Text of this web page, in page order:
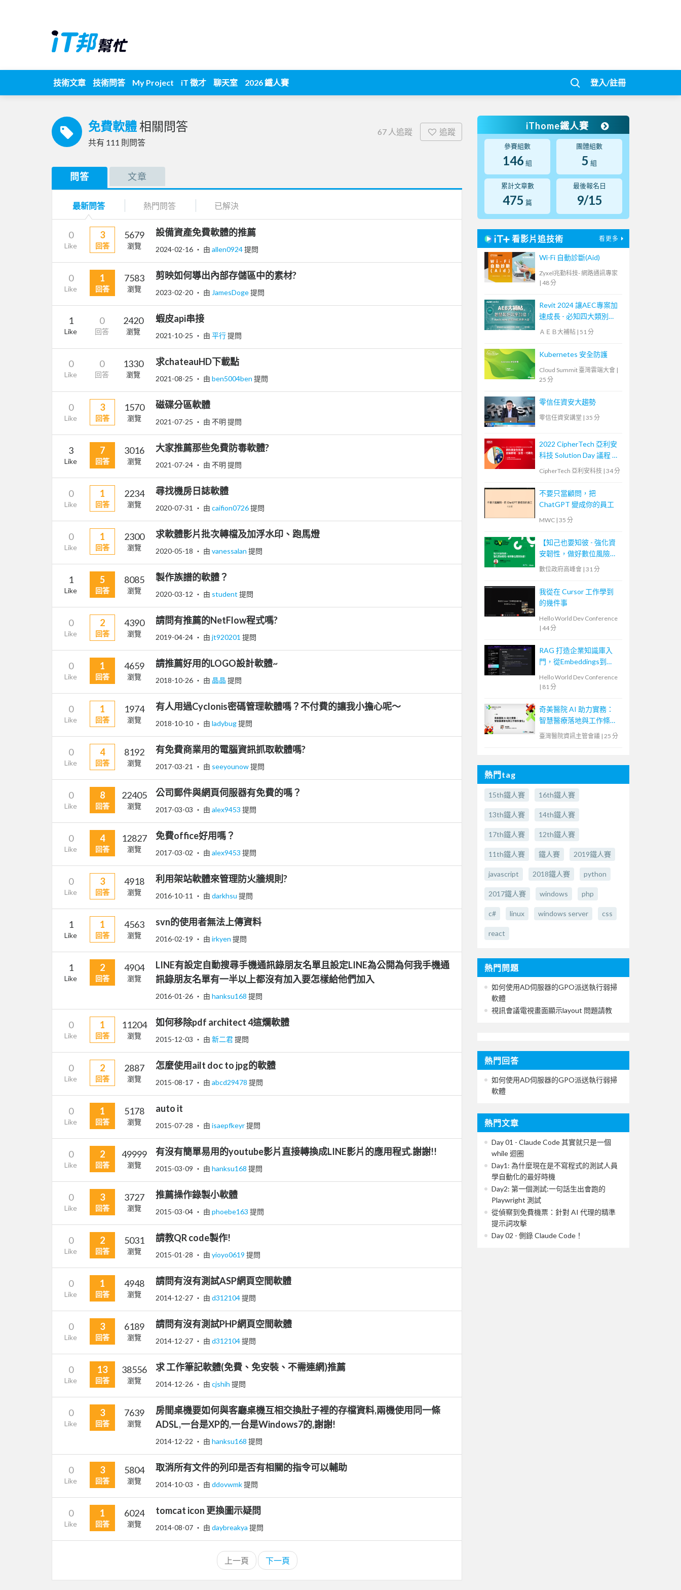
技術文章 技術問答 My Project iT 徵才 聊天室 2026 鐵人賽 登入/註冊
免費軟體 相關問答
共有 111 則問答
67 人追蹤 追蹤
問答 文章
最新問答 熱門問答 已解決
0
Like
3
回答
5679
瀏覽
設備資產免費軟體的推薦
2024-02-16 ‧ 由 allen0924提問
0
Like
1
回答
7583
瀏覽
剪映如何導出內部存儲區中的素材?
2023-02-20 ‧ 由 JamesDoge提問
1
Like
0
回答
2420
瀏覽
蝦皮api串接
2021-10-25 ‧ 由 平行提問
0
Like
0
回答
1330
瀏覽
求chateauHD下載點
2021-08-25 ‧ 由 ben5004ben 提問
0
Like
3
回答
1570
瀏覽
磁碟分區軟體
2021-07-25 ‧ 由 不明 提問
3
Like
7
回答
3016
瀏覽
大家推薦那些免費防毒軟體?
2021-07-24 ‧ 由 不明 提問
0
Like
1
回答
2234
瀏覽
尋找機房日誌軟體
2020-07-31 ‧ 由 caifion0726提問
0
Like
1
回答
2300
瀏覽
求軟體影片批次轉檔及加浮水印、跑馬燈
2020-05-18 ‧ 由 vanessalan 提問
1
Like
5
回答
8085
瀏覽
製作族譜的軟體？
2020-03-12 ‧ 由 student 提問
0
Like
2
回答
4390
瀏覽
請問有推薦的NetFlow程式嗎?
2019-04-24 ‧ 由 jt920201 提問
0
Like
1
回答
4659
瀏覽
請推薦好用的LOGO設計軟體~
2018-10-26 ‧ 由 晶晶 提問
0
Like
1
回答
1974
瀏覽
有人用過Cyclonis密碼管理軟體嗎？不付費的讓我小擔心呢～
2018-10-10 ‧ 由 ladybug提問
0
Like
4
回答
8192
瀏覽
有免費商業用的電腦資訊抓取軟體嗎?
2017-03-21 ‧ 由 seeyounow提問
0
Like
8
回答
22405
瀏覽
公司郵件與網頁伺服器有免費的嗎？
2017-03-03 ‧ 由 alex9453 提問
0
Like
4
回答
12827
瀏覽
免費office好用嗎？
2017-03-02 ‧ 由 alex9453 提問
0
Like
3
回答
4918
瀏覽
利用架站軟體來管理防火牆規則?
2016-10-11 ‧ 由 darkhsu 提問
1
Like
1
回答
4563
瀏覽
svn的使用者無法上傳資料
2016-02-19 ‧ 由 irkyen 提問
1
Like
2
回答
4904
瀏覽
LINE有設定自動搜尋手機通訊錄朋友名單且設定LINE為公開為何我手機通
訊錄朋友名單有一半以上都沒有加入要怎樣給他們加入
2016-01-26 ‧ 由 hanksu168 提問
0
Like
1
回答
11204
瀏覽
如何移除pdf architect 4這爛軟體
2015-12-03 ‧ 由 新二君提問
0
Like
2
回答
2887
瀏覽
怎麼使用ailt doc to jpg的軟體
2015-08-17 ‧ 由 abcd29478 提問
0
Like
1
回答
5178
瀏覽
auto it
2015-07-28 ‧ 由 isaepfkeyr提問
0
Like
2
回答
49999
瀏覽
有沒有簡單易用的youtube影片直接轉換成LINE影片的應用程式.謝謝!!
2015-03-09 ‧ 由 hanksu168 提問
0
Like
3
回答
3727
瀏覽
推薦操作錄製小軟體
2015-03-04 ‧ 由 phoebe163 提問
0
Like
2
回答
5031
瀏覽
請教QR code製作!
2015-01-28 ‧ 由 yioyo0619 提問
0
Like
1
回答
4948
瀏覽
請問有沒有測試ASP網頁空間軟體
2014-12-27 ‧ 由 d312104提問
0
Like
3
回答
6189
瀏覽
請問有沒有測試PHP網頁空間軟體
2014-12-27 ‧ 由 d312104提問
0
Like
13
回答
38556
瀏覽
求 工作筆記軟體(免費、免安裝、不需連網)推薦
2014-12-26 ‧ 由 cjshih 提問
0
Like
3
回答
7639
瀏覽
房間桌機要如何與客廳桌機互相交換肚子裡的存檔資料,兩機使用同一條
ADSL,一台是XP的,一台是Windows7的,謝謝!
2014-12-22 ‧ 由 hanksu168 提問
0
Like
3
回答
5804
瀏覽
取消所有文件的列印是否有相關的指令可以輔助
2014-10-03 ‧ 由 ddovwmk提問
0
Like
1
回答
6024
瀏覽
tomcat icon 更換圖示疑問
2014-08-07 ‧ 由 daybreakya 提問
上一頁 下一頁
iThome鐵人賽
參賽組數
146 組
團體組數
5 組
累計文章數
475 篇
最後報名日
9/15
看影片追技術 看更多
Wi-Fi 自動診斷(Aid)
Zyxel兆勤科技- 網路通訊專家
| 48 分
Revit 2024 讓AEC專案加
速成長 - 必知四大類別功
能更新！【宏碁資訊網路
ＡＥＢ大補帖 | 51 分
Kubernetes 安全防護
Cloud Summit 臺灣雲端大會 |
25 分
零信任資安大趨勢
零信任資安講堂 | 35 分
2022 CipherTech 亞利安
科技 Solution Day 議程 —
資料庫安全防護，金鑰管
CipherTech 亞利安科技 | 34 分
不要只當顧問，把
ChatGPT 變成你的員工
MWC | 35 分
【知己也要知彼 - 強化資
安韌性，做好數位風險防
護！】
數位政府高峰會 | 31 分
我從在 Cursor 工作學到
的幾件事
Hello World Dev Conference
| 44 分
RAG 打造企業知識庫入
門，從Embeddings到
Hello World Dev Conference
| 81 分
奇美醫院 AI 助力實務：
智慧醫療落地與工作條件
優化
臺灣醫院資訊主管會議 | 25 分
熱門tag
15th鐵人賽 16th鐵人賽
13th鐵人賽 14th鐵人賽
17th鐵人賽 12th鐵人賽
11th鐵人賽 鐵人賽 2019鐵人賽
javascript 2018鐵人賽 python
2017鐵人賽 windows php
c# linux windows server css
react
熱門問題
如何使用AD伺服器的GPO派送執行弱掃
軟體
視訊會議電視畫面顯示layout 問題請教
熱門回答
如何使用AD伺服器的GPO派送執行弱掃
軟體
熱門文章
Day 01 - Claude Code 其實就只是一個
while 迴圈
Day1: 為什麼現在是不寫程式的測試人員
學自動化的最好時機
Day2: 第一個測試:一句話生出會跑的
Playwright 測試
從偵察到免費機票：針對 AI 代理的精準
提示詞攻擊
Day 02 - 側錄 Claude Code！